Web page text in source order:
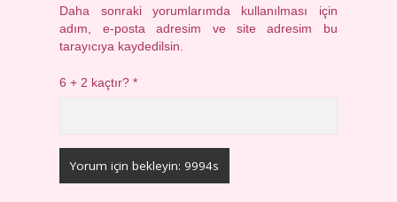
Daha sonraki yorumlarımda kullanılması için
adım, e-posta adresim ve site adresim bu
tarayıcıya kaydedilsin.
6 + 2 kaçtır?*